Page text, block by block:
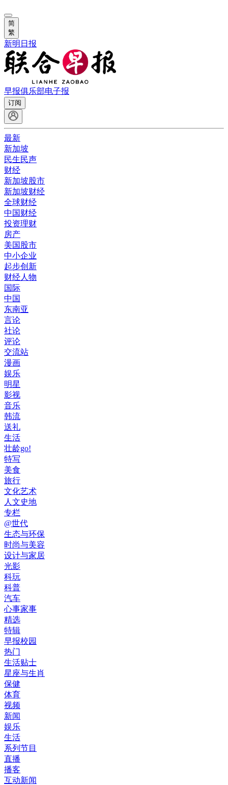
简
繁
新明日报
早报俱乐部电子报
订阅
最新
新加坡
民生民声
财经
新加坡股市
新加坡财经
全球财经
中国财经
投资理财
房产
美国股市
中小企业
起步创新
财经人物
国际
中国
东南亚
言论
社论
评论
交流站
漫画
娱乐
明星
影视
音乐
韩流
送礼
生活
壮龄go!
特写
美食
旅行
文化艺术
人文史地
专栏
@世代
生态与环保
时尚与美容
设计与家居
光影
科玩
科普
汽车
心事家事
精选
特辑
早报校园
热门
生活贴士
星座与生肖
保健
体育
视频
新闻
娱乐
生活
系列节目
直播
播客
互动新闻